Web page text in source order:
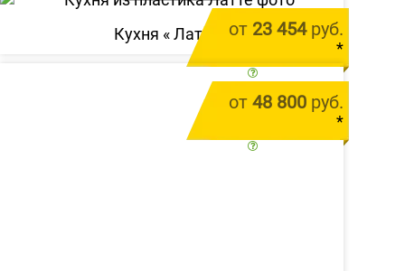
от 23 454руб.
*
Кухня «Латте
от 48 800 руб.
*